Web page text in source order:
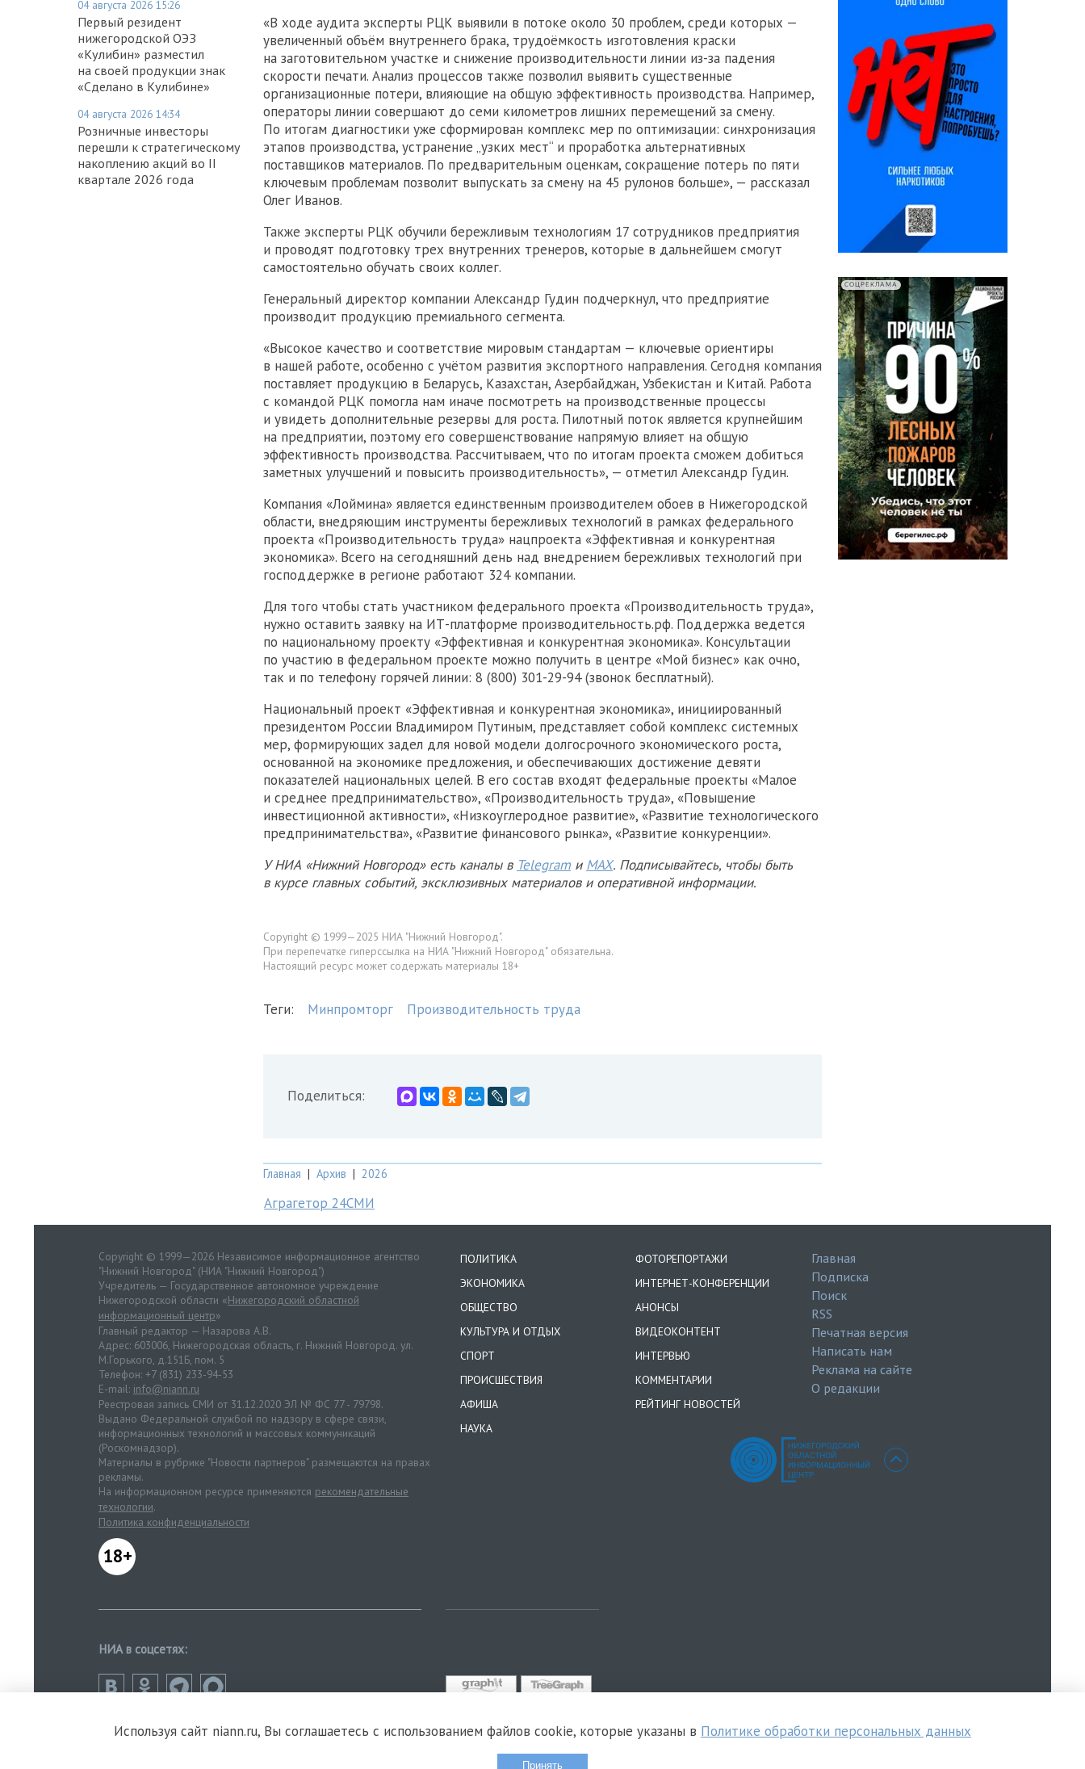
04 августа 2026 15:26
Первый резидент
нижегородской ОЭЗ
«Кулибин» разместил
на своей продукции знак
«Сделано в Кулибине»
04 августа 2026 14:34
Розничные инвесторы
перешли к стратегическому
накоплению акций во II
квартале 2026 года
«В ходе аудита эксперты РЦК выявили в потоке около 30 проблем, среди которых —
увеличенный объём внутреннего брака, трудоёмкость изготовления краски
на заготовительном участке и снижение производительности линии из-за падения
скорости печати. Анализ процессов также позволил выявить существенные
организационные потери, влияющие на общую эффективность производства. Например,
операторы линии совершают до семи километров лишних перемещений за смену.
По итогам диагностики уже сформирован комплекс мер по оптимизации: синхронизация
этапов производства, устранение „узких мест“ и проработка альтернативных
поставщиков материалов. По предварительным оценкам, сокращение потерь по пяти
ключевым проблемам позволит выпускать за смену на 45 рулонов больше», — рассказал
Олег Иванов.
Также эксперты РЦК обучили бережливым технологиям 17 сотрудников предприятия
и проводят подготовку трех внутренних тренеров, которые в дальнейшем смогут
самостоятельно обучать своих коллег.
Генеральный директор компании Александр Гудин подчеркнул, что предприятие
производит продукцию премиального сегмента.
«Высокое качество и соответствие мировым стандартам — ключевые ориентиры
в нашей работе, особенно с учётом развития экспортного направления. Сегодня компания
поставляет продукцию в Беларусь, Казахстан, Азербайджан, Узбекистан и Китай. Работа
с командой РЦК помогла нам иначе посмотреть на производственные процессы
и увидеть дополнительные резервы для роста. Пилотный поток является крупнейшим
на предприятии, поэтому его совершенствование напрямую влияет на общую
эффективность производства. Рассчитываем, что по итогам проекта сможем добиться
заметных улучшений и повысить производительность», — отметил Александр Гудин.
Компания «Лоймина» является единственным производителем обоев в Нижегородской
области, внедряющим инструменты бережливых технологий в рамках федерального
проекта «Производительность труда» нацпроекта «Эффективная и конкурентная
экономика». Всего на сегодняшний день над внедрением бережливых технологий при
господдержке в регионе работают 324 компании.
Для того чтобы стать участником федерального проекта «Производительность труда»,
нужно оставить заявку на ИТ-платформе производительность.рф. Поддержка ведется
по национальному проекту «Эффективная и конкурентная экономика». Консультации
по участию в федеральном проекте можно получить в центре «Мой бизнес» как очно,
так и по телефону горячей линии: 8 (800) 301-29-94 (звонок бесплатный).
Национальный проект «Эффективная и конкурентная экономика», инициированный
президентом России Владимиром Путиным, представляет собой комплекс системных
мер, формирующих задел для новой модели долгосрочного экономического роста,
основанной на экономике предложения, и обеспечивающих достижение девяти
показателей национальных целей. В его состав входят федеральные проекты «Малое
и среднее предпринимательство», «Производительность труда», «Повышение
инвестиционной активности», «Низкоуглеродное развитие», «Развитие технологического
предпринимательства», «Развитие финансового рынка», «Развитие конкуренции».
У НИА «Нижний Новгород» есть каналы в Telegram и MAX. Подписывайтесь, чтобы быть
в курсе главных событий, эксклюзивных материалов и оперативной информации.
Copyright © 1999—2025 НИА "Нижний Новгород".
При перепечатке гиперссылка на НИА "Нижний Новгород" обязательна.
Настоящий ресурс может содержать материалы 18+
Теги: Минпромторг Производительность труда
Поделиться:
Главная | Архив | 2026
Аграгетор 24СМИ
СОЦРЕКЛАМА
Copyright © 1999—2026 Независимое информационное агентство
"Нижний Новгород" (НИА "Нижний Новгород")
Учредитель — Государственное автономное учреждение
Нижегородской области «Нижегородский областной
информационный центр»
Главный редактор — Назарова А.В.
Адрес: 603006, Нижегородская область, г. Нижний Новгород. ул.
М.Горького, д.151Б, пом. 5
Телефон: +7 (831) 233-94-53
E-mail: info@niann.ru
Реестровая запись СМИ от 31.12.2020 ЭЛ № ФС 77 - 79798.
Выдано Федеральной службой по надзору в сфере связи,
информационных технологий и массовых коммуникаций
(Роскомнадзор).
Материалы в рубрике "Новости партнеров" размещаются на правах
рекламы.
На информационном ресурсе применяются рекомендательные
технологии.
Политика конфиденциальности
18+
ПОЛИТИКА
ЭКОНОМИКА
ОБЩЕСТВО
КУЛЬТУРА И ОТДЫХ
СПОРТ
ПРОИСШЕСТВИЯ
АФИША
НАУКА
ФОТОРЕПОРТАЖИ
ИНТЕРНЕТ-КОНФЕРЕНЦИИ
АНОНСЫ
ВИДЕОКОНТЕНТ
ИНТЕРВЬЮ
КОММЕНТАРИИ
РЕЙТИНГ НОВОСТЕЙ
Главная
Подписка
Поиск
RSS
Печатная версия
Написать нам
Реклама на сайте
О редакции
НИА в соцсетях:
Используя сайт niann.ru, Вы соглашаетесь с использованием файлов cookie, которые указаны в Политике обработки персональных данных
Принять